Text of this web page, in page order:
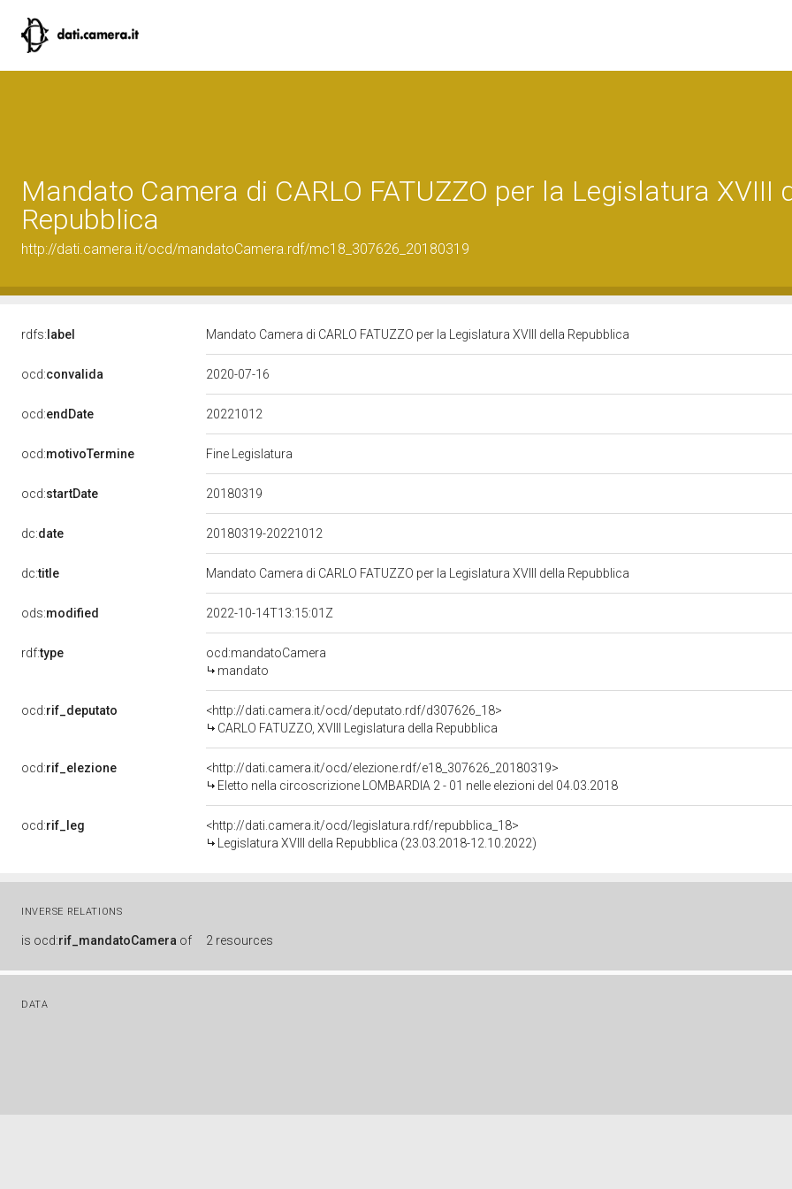
Mandato Camera di CARLO FATUZZO per la Legislatura XVIII
Repubblica
http://dati.camera.it/ocd/mandatoCamera.rdf/mc18_307626_20180319
rdfs: label Mandato Camera di CARLO FATUZZO per la Legislatura XVIII della Repubblica
ocd:convalida 2020-07-16
ocd:endDate 20221012
ocd:motivoTermine Fine Legislatura
ocd:startDate 20180319
dc:date 20180319-20221012
dc:title Mandato Camera di CARLO FATUZZO per la Legislatura XVIII della Repubblica
ods:modified 2022-10-14T13:15:01Z
rdf:type
ocd:mandatoCamera
mandato
ocd:rif_deputato
<http://dati.camera.it/ocd/deputato.rdf/d307626_18>
CARLO FATUZZO, XVIII Legislatura della Repubblica
ocd:rif_elezione
<http://dati.camera.it/ocd/elezione.rdf/e18_307626_20180319>
Eletto nella circoscrizione LOMBARDIA 2 - 01 nelle elezioni del 04.03.2018
ocd:rif_leg
<http://dati.camera.it/ocd/legislatura.rdf/repubblica_18>
Legislatura XVIII della Repubblica (23.03.2018-12.10.2022)
INVERSE RELATIONS
is ocd:rif_mandatoCamera of 2 resources
DATA